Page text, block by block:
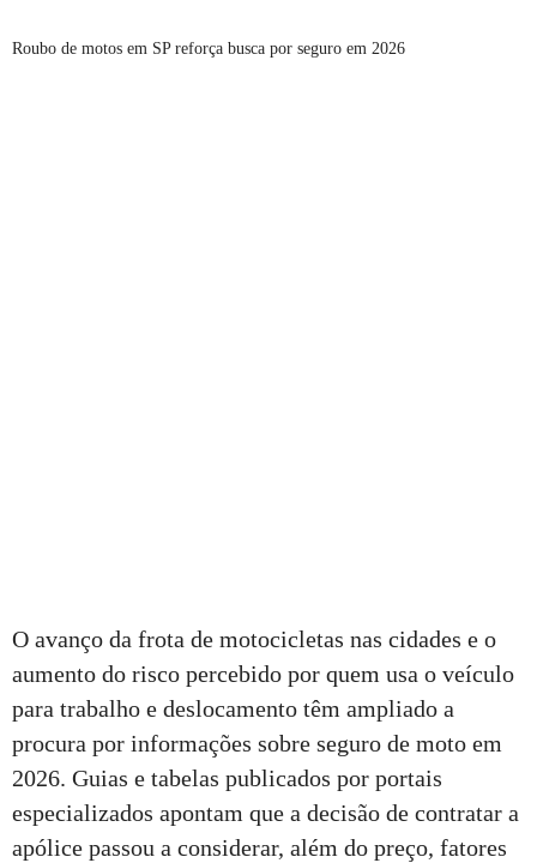
Roubo de motos em SP reforça busca por seguro em 2026
O avanço da frota de motocicletas nas cidades e o
aumento do risco percebido por quem usa o veículo
para trabalho e deslocamento têm ampliado a
procura por informações sobre seguro de moto em
2026. Guias e tabelas publicados por portais
especializados apontam que a decisão de contratar a
apólice passou a considerar, além do preço, fatores